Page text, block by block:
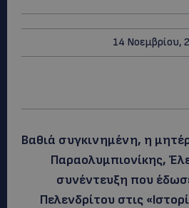
14 Νοεμβρίου,
Βαθιά συγκινημένη, η
Παραολυμπιονίκης,
συνέντευξη που
Πελενδρίτου στις